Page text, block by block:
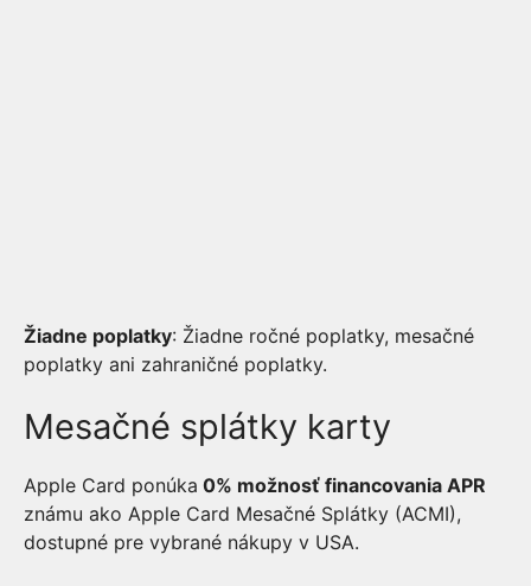
Žiadne poplatky: Žiadne ročné poplatky, mesačné
poplatky ani zahraničné poplatky.
Mesačné splátky karty
Apple Card ponúka 0% možnosť financovania APR
známu ako Apple Card Mesačné Splátky (ACMI),
dostupné pre vybrané nákupy v USA.